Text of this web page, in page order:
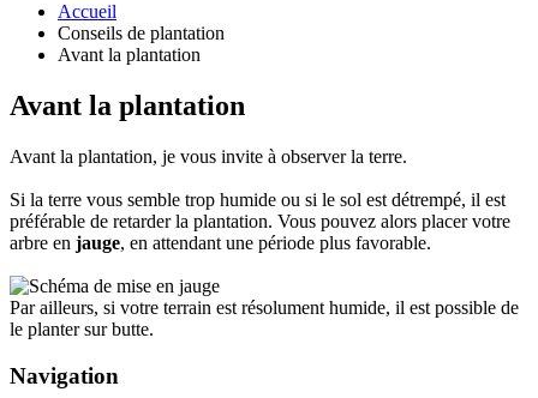
Accueil
Conseils de plantation
Avant la plantation
Avant la plantation
Avant la plantation, je vous invite à observer la terre.
Si la terre vous semble trop humide ou si le sol est détrempé, il est
préférable de retarder la plantation. Vous pouvez alors placer votre
arbre en jauge, en attendant une période plus favorable.
Par ailleurs, si votre terrain est résolument humide, il est possible de
le planter sur butte.
Navigation